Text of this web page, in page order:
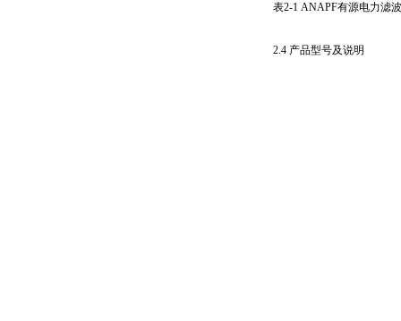
表2-1 ANAPF有源电力滤
2.4 产品型号及说明